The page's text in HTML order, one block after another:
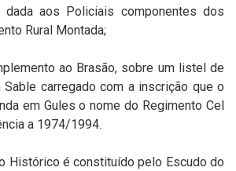
dada aos Policiais componentes dos
Rural Montada;
ao Brasão, sobre um listel de
Sable carregado com a inscrição que o
em Gules o nome do Regimento Cel
a 1974/1994.
Histórico é constituído pelo Escudo do